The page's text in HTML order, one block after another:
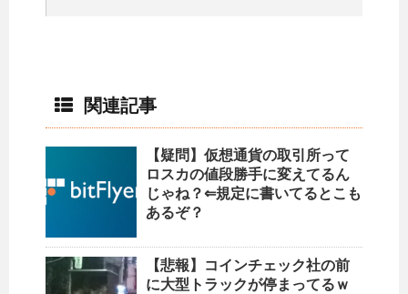
関連記事
【疑問】仮想通貨の取引所って
ロスカの値段勝手に変えてるん
じゃね？⇐規定に書いてるとこも
あるぞ？
【悲報】コインチェック社の前
に大型トラックが停まってるｗ